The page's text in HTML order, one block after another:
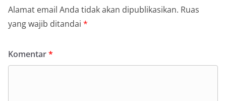
Alamat email Anda tidak akan dipublikasikan. Ruas
yang wajib ditandai *
Komentar*